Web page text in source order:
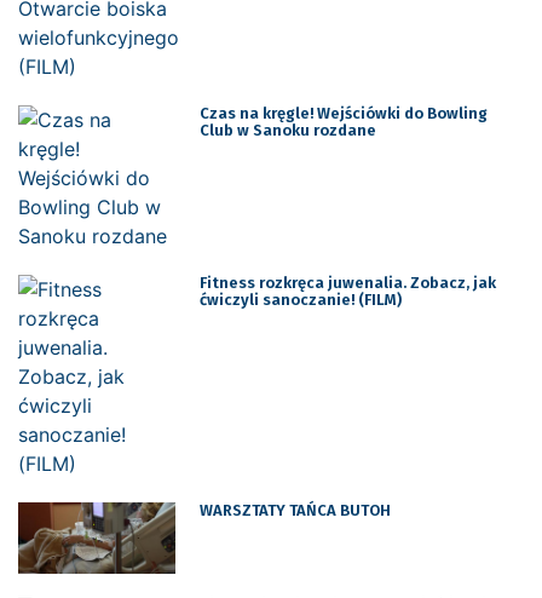
Czas na kręgle! Wejściówki do Bowling
Club w Sanoku rozdane
Fitness rozkręca juwenalia. Zobacz, jak
ćwiczyli sanoczanie! (FILM)
WARSZTATY TAŃCA BUTOH